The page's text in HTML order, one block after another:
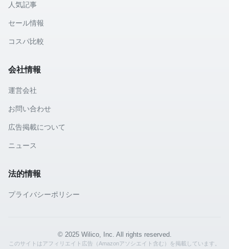
人気記事
セール情報
コスパ比較
会社情報
運営会社
お問い合わせ
広告掲載について
ニュース
法的情報
プライバシーポリシー
© 2025 Wilico, Inc. All rights reserved.
このサイトはアフィリエイト広告（Amazonアソシエイト含む）を掲載しています。